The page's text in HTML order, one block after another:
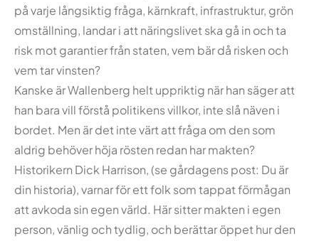
på varje långsiktig fråga, kärnkraft, infrastruktur, grön
omställning, landar i att näringslivet ska gå in och ta
risk mot garantier från staten, vem bär då risken och
vem tar vinsten?
Kanske är Wallenberg helt uppriktig när han säger att
han bara vill förstå politikens villkor, inte slå näven i
bordet. Men är det inte värt att fråga om den som
aldrig behöver höja rösten redan har makten?
Historikern Dick Harrison, (se gårdagens post: Du är
din historia), varnar för ett folk som tappat förmågan
att avkoda sin egen värld. Här sitter makten i egen
person, vänlig och tydlig, och berättar öppet hur den